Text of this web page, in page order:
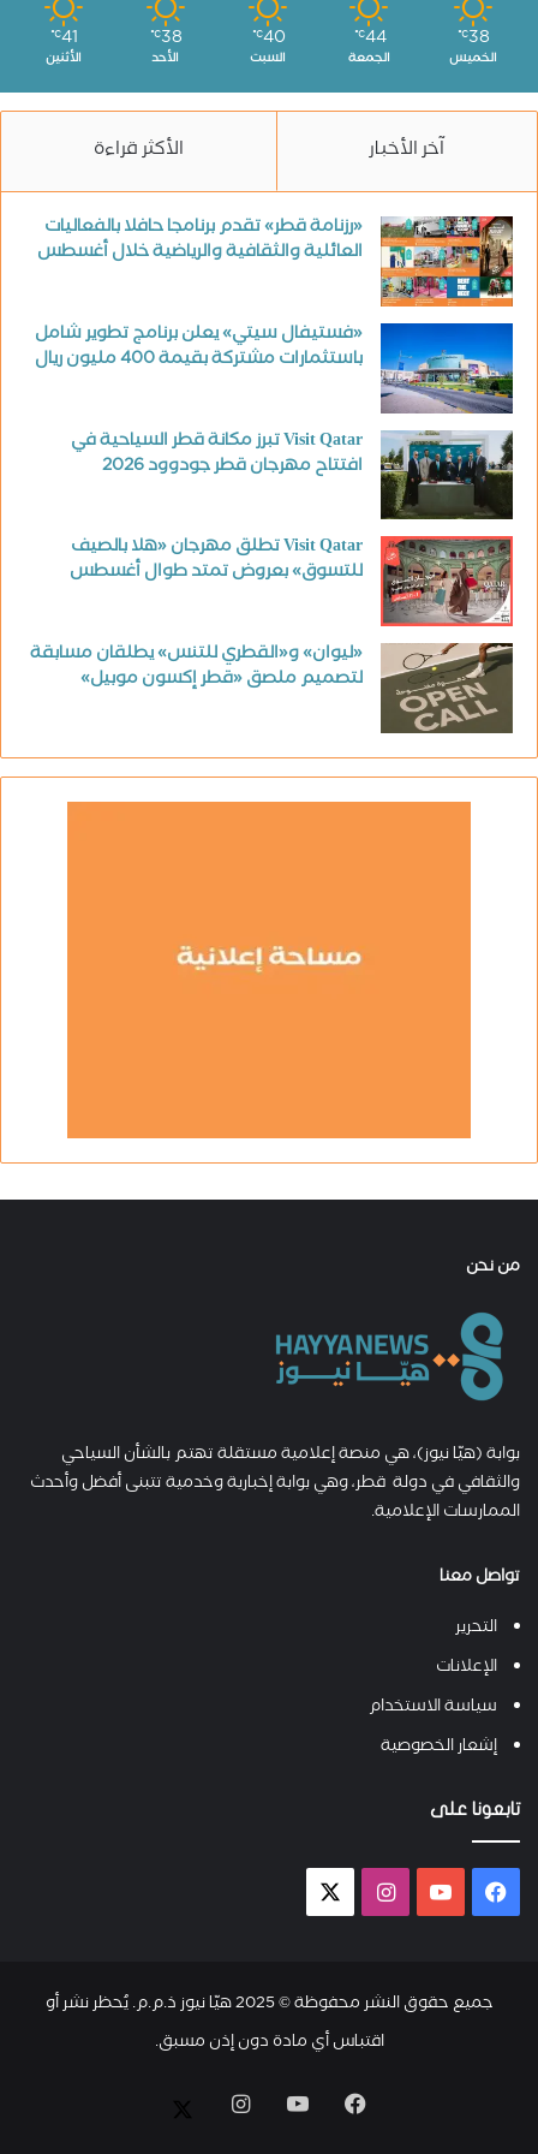
38
℃
الخميس
44
℃
الجمعة
40
℃
السبت
38
℃
الأحد
41
℃
الأثنين
آخر الأخبار الأكثر قراءة
«رزنامة قطر» تقدم برنامجا حافلا بالفعاليات
العائلية والثقافية والرياضية خلال أغسطس
«فستيفال سيتي» يعلن برنامج تطوير شامل
باستثمارات مشتركة بقيمة 400 مليون ريال
Visit Qatar تبرز مكانة قطر السياحية في
افتتاح مهرجان قطر جودوود 2026
Visit Qatar تطلق مهرجان «هلا بالصيف
للتسوق» بعروض تمتد طوال أغسطس
«ليوان» و«القطري للتنس» يطلقان مسابقة
لتصميم ملصق «قطر إكسون موبيل»
من نحن
بوابة (هيّا نيوز)، هي منصة إعلامية مستقلة تهتم بالشأن السياحي
والثقافي في دولة قطر، وهي بوابة إخبارية وخدمية تتبنى أفضل وأحدث
الممارسات الإعلامية.
تواصل معنا
التحرير
الإعلانات
سياسة الاستخدام
إشعار الخصوصية
تابعونا على
فيسبوك يوتيوب انستقرام
جميع حقوق النشر محفوظة © 2025 هيّا نيوز ذ.م.م. يُحظر نشر أو
اقتباس أي مادة دون إذن مسبق.
فيسبوك يوتيوب انستقرام